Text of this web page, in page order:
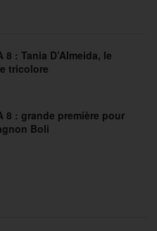
8 : Tania D’Almeida, le
tricolore
8 : grande première pour
Boli